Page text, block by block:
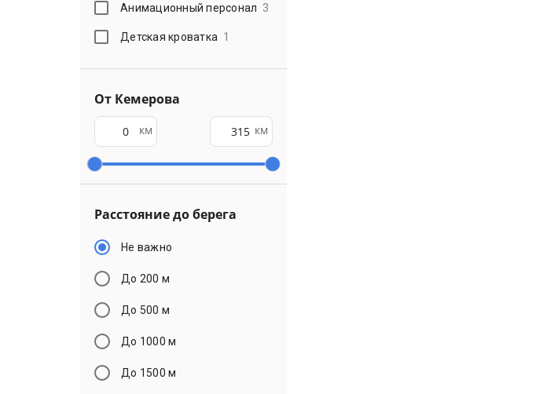
Анимационный персонал 3
Детская кроватка 1
От Кемерова
км км
Расстояние до берега
Не важно
До 200 м
До 500 м
До 1000 м
До 1500 м